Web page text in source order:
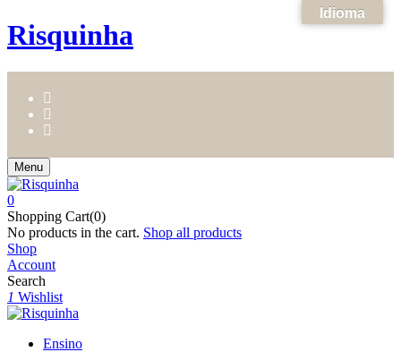
Risquinha
Menu
0
Shopping Cart(0)
No products in the cart. Shop all products
Shop
Account
Search
1 Wishlist
Ensino
Idioma